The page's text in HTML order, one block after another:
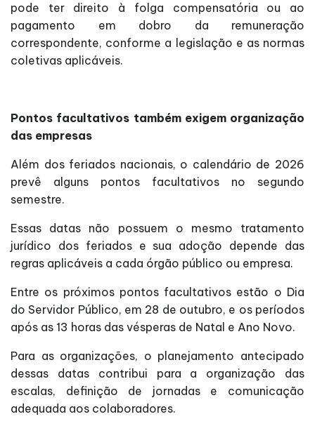
pode ter direito à folga compensatória ou ao
pagamento em dobro da remuneração
correspondente, conforme a legislação e as normas
coletivas aplicáveis.
Pontos facultativos também exigem organização
das empresas
Além dos feriados nacionais, o calendário de 2026
prevê alguns pontos facultativos no segundo
semestre.
Essas datas não possuem o mesmo tratamento
jurídico dos feriados e sua adoção depende das
regras aplicáveis a cada órgão público ou empresa.
Entre os próximos pontos facultativos estão o Dia
do Servidor Público, em 28 de outubro, e os períodos
após as 13 horas das vésperas de Natal e Ano Novo.
Para as organizações, o planejamento antecipado
dessas datas contribui para a organização das
escalas, definição de jornadas e comunicação
adequada aos colaboradores.